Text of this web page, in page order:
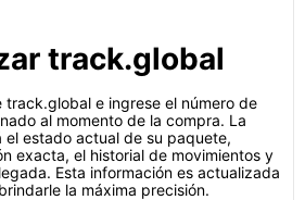
track.global
e ingrese el número de
al momento de la compra. La
el estado actual de su paquete,
exacta, el historial de movimientos y
Esta información es actualizada
la máxima precisión.